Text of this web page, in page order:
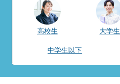
高校生 大学生
中学生以下